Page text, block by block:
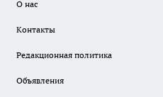
О нас
Контакты
Редакционная политика
Объявления